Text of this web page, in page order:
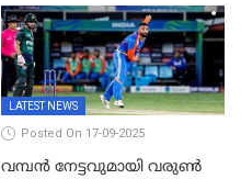
നിന്ന് ഇറങ്ങിയതായി റിപ്പോർട്ട്
LATEST NEWS
Posted On 17-09-2025
വമ്പൻ നേട്ടവുമായി വരുണ്‍